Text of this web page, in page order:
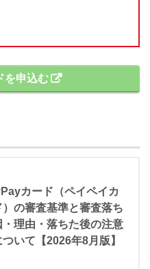
を申込む
カード（ペイペイカ
）の審査基準と審査落ち
・理由・落ちた後の注意
ついて【2026年8月版】